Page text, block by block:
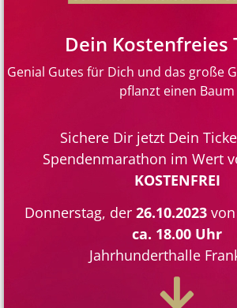
Dein Kostenfreies
Genial Gutes für Dich und das große
pflanzt einen Baum
Sichere Dir jetzt Dein
Spendenmarathon im Wert
KOSTENFREI
Donnerstag, der 26.10.2023von
ca. 18.00 Uhr
Jahrhunderthalle